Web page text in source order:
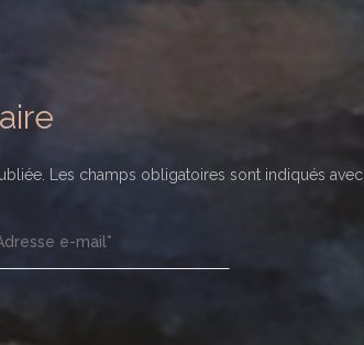
Les champs obligatoires sont indiqués avec